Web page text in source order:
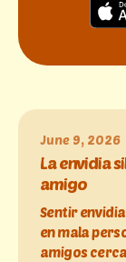
June 9, 2026
La envidia
amigo
Sentir
en mala
amigos